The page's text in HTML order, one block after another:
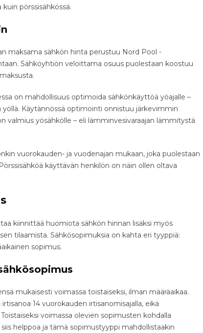
pörssisähkössä.
maksama sähkön hinta perustuu Nord Pool -
Sähköyhtiön veloittama osuus puolestaan koostuu
on mahdollisuus optimoida sähkönkäyttöä yöajalle –
Käytännössä optimointi onnistuu järkevimmin
valmius yösähkölle – eli lämminvesivaraajan lämmitystä
vuorokauden- ja vuodenajan mukaan, joka puolestaan
käyttävän henkilön on näin ollen oltava
kiinnittää huomiota sähkön hinnan lisäksi myös
tilaamista. Sähkösopimuksia on kahta eri tyyppiä:
sopimus.
mukaisesti voimassa toistaiseksi, ilman määräaikaa.
14 vuorokauden irtisanomisajalla, eikä
voimassa olevien sopimusten kohdalla
helppoa ja tämä sopimustyyppi mahdollistaakin